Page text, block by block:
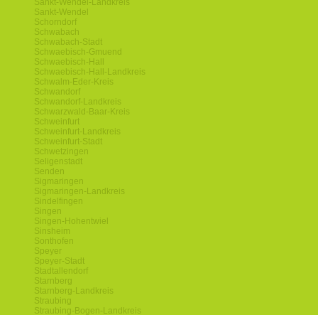
Sankt-Wendel-Landkreis
Sankt-Wendel
Schorndorf
Schwabach
Schwabach-Stadt
Schwaebisch-Gmuend
Schwaebisch-Hall
Schwaebisch-Hall-Landkreis
Schwalm-Eder-Kreis
Schwandorf
Schwandorf-Landkreis
Schwarzwald-Baar-Kreis
Schweinfurt
Schweinfurt-Landkreis
Schweinfurt-Stadt
Schwetzingen
Seligenstadt
Senden
Sigmaringen
Sigmaringen-Landkreis
Sindelfingen
Singen
Singen-Hohentwiel
Sinsheim
Sonthofen
Speyer
Speyer-Stadt
Stadtallendorf
Starnberg
Starnberg-Landkreis
Straubing
Straubing-Bogen-Landkreis